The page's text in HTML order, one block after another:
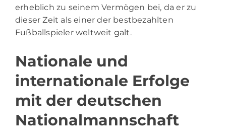
erheblich zu seinem Vermögen bei, da er zu
dieser Zeit als einer der bestbezahlten
Fußballspieler weltweit galt.
Nationale und
internationale Erfolge
mit der deutschen
Nationalmannschaft